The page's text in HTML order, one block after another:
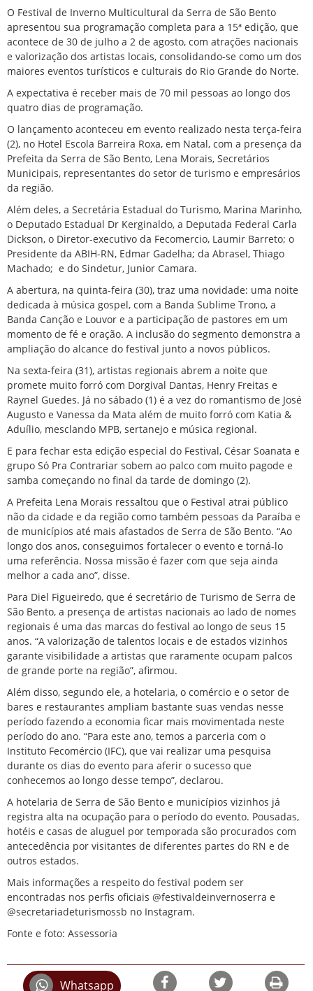
O Festival de Inverno Multicultural da Serra de São Bento
apresentou sua programação completa para a 15ª edição, que
acontece de 30 de julho a 2 de agosto, com atrações nacionais
e valorização dos artistas locais, consolidando-se como um dos
maiores eventos turísticos e culturais do Rio Grande do Norte.
A expectativa é receber mais de 70 mil pessoas ao longo dos
quatro dias de programação.
O lançamento aconteceu em evento realizado nesta terça-feira
(2), no Hotel Escola Barreira Roxa, em Natal, com a presença da
Prefeita da Serra de São Bento, Lena Morais, Secretários
Municipais, representantes do setor de turismo e empresários
da região.
Além deles, a Secretária Estadual do Turismo, Marina Marinho,
o Deputado Estadual Dr Kerginaldo, a Deputada Federal Carla
Dickson, o Diretor-executivo da Fecomercio, Laumir Barreto; o
Presidente da ABIH-RN, Edmar Gadelha; da Abrasel, Thiago
Machado; e do Sindetur, Junior Camara.
A abertura, na quinta-feira (30), traz uma novidade: uma noite
dedicada à música gospel, com a Banda Sublime Trono, a
Banda Canção e Louvor e a participação de pastores em um
momento de fé e oração. A inclusão do segmento demonstra a
ampliação do alcance do festival junto a novos públicos.
Na sexta-feira (31), artistas regionais abrem a noite que
promete muito forró com Dorgival Dantas, Henry Freitas e
Raynel Guedes. Já no sábado (1) é a vez do romantismo de José
Augusto e Vanessa da Mata além de muito forró com Katia &
Aduílio, mesclando MPB, sertanejo e música regional.
E para fechar esta edição especial do Festival, César Soanata e
grupo Só Pra Contrariar sobem ao palco com muito pagode e
samba começando no final da tarde de domingo (2).
A Prefeita Lena Morais ressaltou que o Festival atrai público
não da cidade e da região como também pessoas da Paraíba e
de municípios até mais afastados de Serra de São Bento. “Ao
longo dos anos, conseguimos fortalecer o evento e torná-lo
uma referência. Nossa missão é fazer com que seja ainda
melhor a cada ano”, disse.
Para Diel Figueiredo, que é secretário de Turismo de Serra de
São Bento, a presença de artistas nacionais ao lado de nomes
regionais é uma das marcas do festival ao longo de seus 15
anos. “A valorização de talentos locais e de estados vizinhos
garante visibilidade a artistas que raramente ocupam palcos
de grande porte na região”, afirmou.
Além disso, segundo ele, a hotelaria, o comércio e o setor de
bares e restaurantes ampliam bastante suas vendas nesse
período fazendo a economia ficar mais movimentada neste
período do ano. “Para este ano, temos a parceria com o
Instituto Fecomércio (IFC), que vai realizar uma pesquisa
durante os dias do evento para aferir o sucesso que
conhecemos ao longo desse tempo”, declarou.
A hotelaria de Serra de São Bento e municípios vizinhos já
registra alta na ocupação para o período do evento. Pousadas,
hotéis e casas de aluguel por temporada são procurados com
antecedência por visitantes de diferentes partes do RN e de
outros estados.
Mais informações a respeito do festival podem ser
encontradas nos perfis oficiais @festivaldeinvernoserra e
@secretariadeturismossb no Instagram.
Fonte e foto: Assessoria
Whatsapp